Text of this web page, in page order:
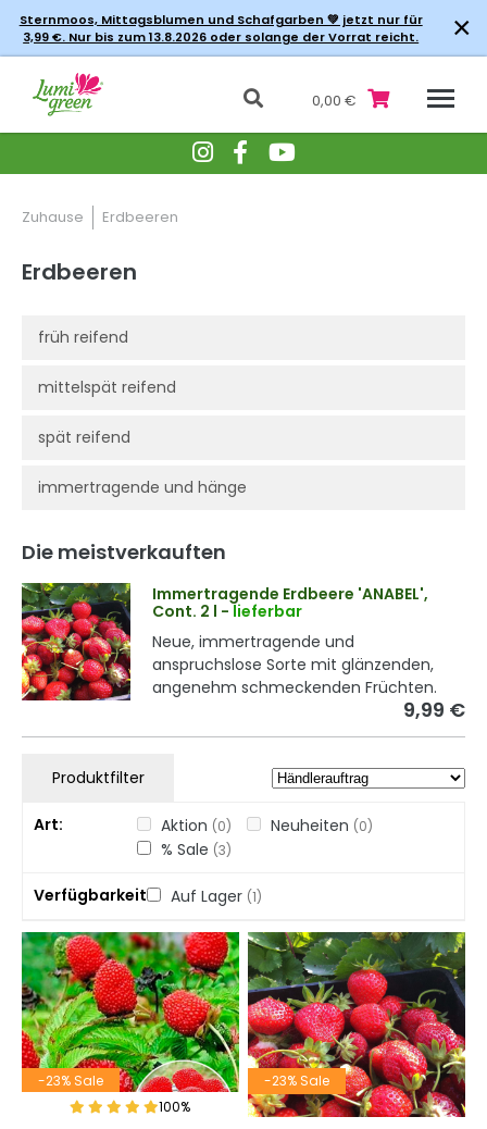
Sternmoos, Mittagsblumen und Schafgarben 💚 jetzt nur für
3,99 €. Nur bis zum 13.8.2026 oder solange der Vorrat reicht.
×
0,00 €
Zuhause Erdbeeren
Erdbeeren
früh reifend
mittelspät reifend
spät reifend
immertragende und hänge
Die meistverkauften
Immertragende Erdbeere 'ANABEL',
Cont. 2 l -lieferbar
Neue, immertragende und
anspruchslose Sorte mit glänzenden,
angenehm schmeckenden Früchten.
9,99 €
Produktfilter
Art Aktion (0) Neuheiten (0)
% Sale (3)
Verfügbarkeit Auf Lager (1)
-23% Sale
100%
-23% Sale